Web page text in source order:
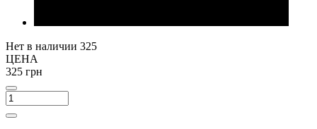
Нет в наличии 325
ЦЕНА
325 грн